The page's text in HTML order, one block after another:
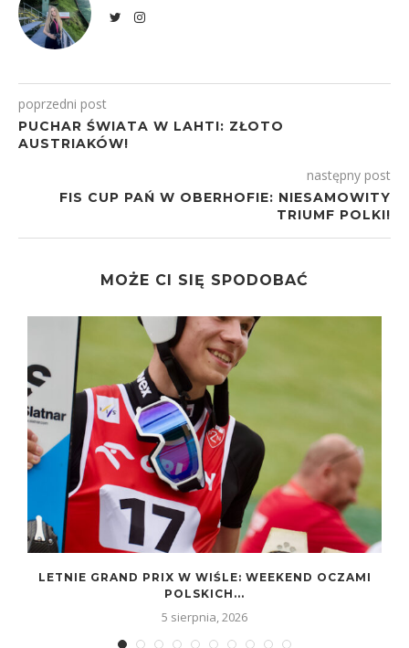
poprzedni post
PUCHAR ŚWIATA W LAHTI: ZŁOTO
AUSTRIAKÓW!
następny post
FIS CUP PAŃ W OBERHOFIE: NIESAMOWITY
TRIUMF POLKI!
MOŻE CI SIĘ SPODOBAĆ
LETNIE GRAND PRIX W WIŚLE: WEEKEND OCZAMI
POLSKICH...
5 sierpnia, 2026